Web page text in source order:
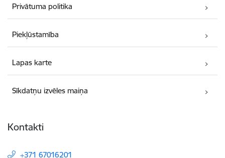
Privātuma politika
Piekļūstamība
Lapas karte
Sīkdatņu izvēles maiņa
Kontakti
+371 67016201